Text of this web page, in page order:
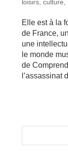
loisirs, culture
Elle est à la
de France,
une
le monde
de
l’assassinat